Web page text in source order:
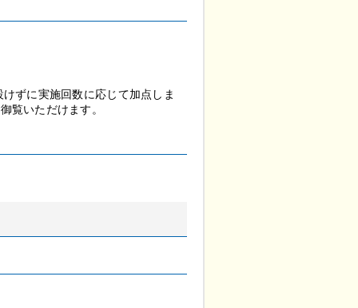
ずに実施回数に応じて加点しま
覧いただけます。